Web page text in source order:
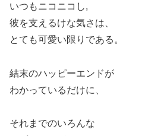
いつもニコニコし,
彼を支えるけな気さは、
とても可愛い限りである。
結末のハッピーエンドが
わかっているだけに、
それまでのいろんな